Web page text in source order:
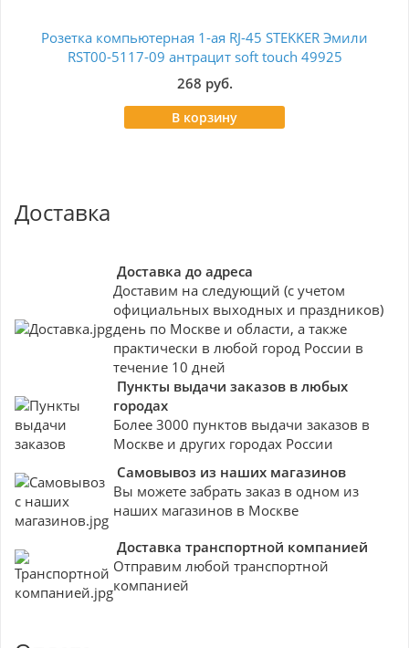
Розетка компьютерная 1-ая RJ-45 STEKKER Эмили
RST00-5117-09 антрацит soft touch 49925
268 руб.
В корзину
Доставка
Доставка до адреса
Доставим на следующий (с учетом
официальных выходных и праздников)
день по Москве и области, а также
практически в любой город России в
течение 10 дней
Пункты выдачи заказов в любых
городах
Более 3000 пунктов выдачи заказов в
Москве и других городах России
Самовывоз из наших магазинов
Вы можете забрать заказ в одном из
наших магазинов в Москве
Доставка транспортной компанией
Отправим любой транспортной
компанией